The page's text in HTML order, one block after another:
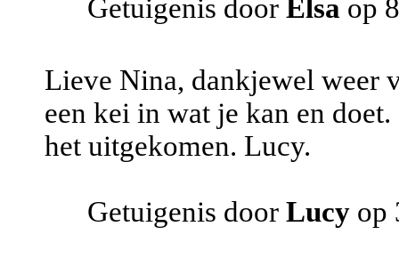
Getuigenis door Elsa op
Lieve Nina, dankjewel weer
een kei in wat je kan en
het uitgekomen. Lucy.
Getuigenis door Lucy op